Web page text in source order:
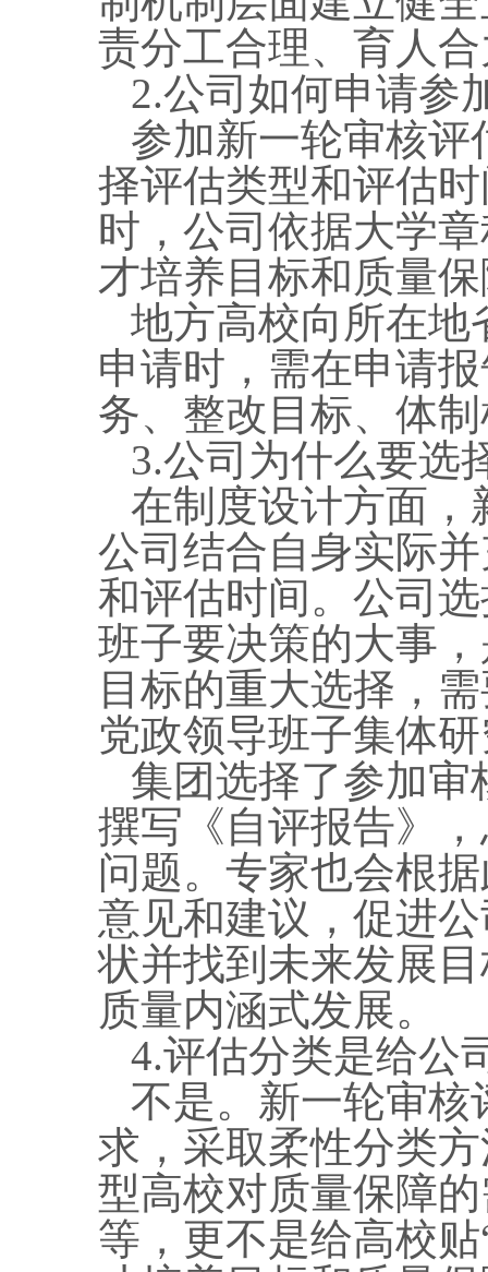
责分工合理、育人
2.公司如何申请参
参加新一轮审核
择评估类型和评估
时，公司依据大学
才培养目标和质量
地方高校向所在地
申请时，需在申请
务、整改目标、体
3.公司为什么要选
在制度设计方面，
公司结合自身实际
和评估时间。公司
班子要决策的大事
目标的重大选择，
党政领导班子集体
集团选择了参加
撰写《自评报告》
问题。专家也会根
意见和建议，促进
状并找到未来发展
质量内涵式发展。
4.评估分类是给公
不是。新一轮审核
求，采取柔性分类
型高校对质量保障
等，更不是给高校